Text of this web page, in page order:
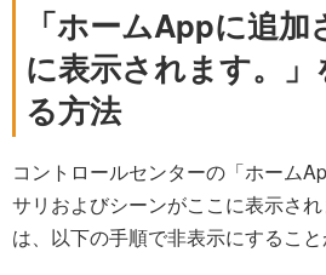
「ホームAppに追
に表示されます。
る方法
コントロールセンターの「ホーム
サリおよびシーンがここに表示さ
は、以下の手順で非表示にすること